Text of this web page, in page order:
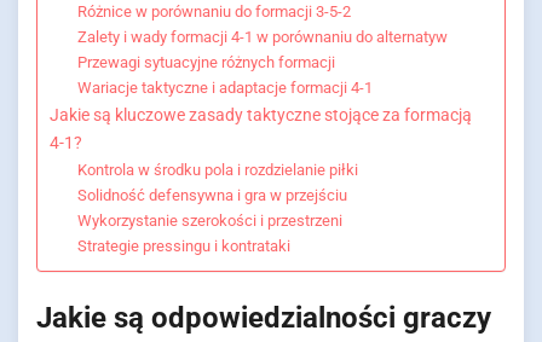
Różnice w porównaniu do formacji 3-5-2
Zalety i wady formacji 4-1 w porównaniu do alternatyw
Przewagi sytuacyjne różnych formacji
Wariacje taktyczne i adaptacje formacji 4-1
Jakie są kluczowe zasady taktyczne stojące za formacją
4-1?
Kontrola w środku pola i rozdzielanie piłki
Solidność defensywna i gra w przejściu
Wykorzystanie szerokości i przestrzeni
Strategie pressingu i kontrataki
Jakie są odpowiedzialności graczy